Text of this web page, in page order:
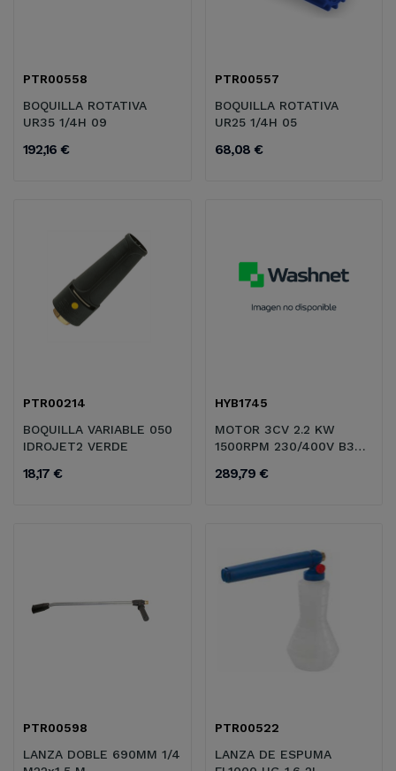
PTR00558
BOQUILLA ROTATIVA
UR35 1/4H 09
192,16 €
PTR00557
BOQUILLA ROTATIVA
UR25 1/4H 05
68,08 €
PTR00214
BOQUILLA VARIABLE 050
IDROJET2 VERDE
18,17 €
HYB1745
MOTOR 3CV 2.2 KW
1500RPM 230/400V B34
289,79 €
PTR00598
LANZA DOBLE 690MM 1/4
PTR00522
LANZA DE ESPUMA